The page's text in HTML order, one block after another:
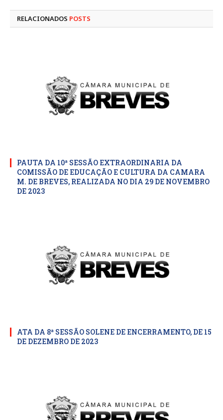
RELACIONADOS POSTS
PAUTA DA 10ª SESSÃO EXTRAORDINARIA DA
COMISSÃO DE EDUCAÇÃO E CULTURA DA CAMARA
M. DE BREVES, REALIZADA NO DIA 29 DE NOVEMBRO
DE 2023
ATA DA 8ª SESSÃO SOLENE DE ENCERRAMENTO, DE 15
DE DEZEMBRO DE 2023